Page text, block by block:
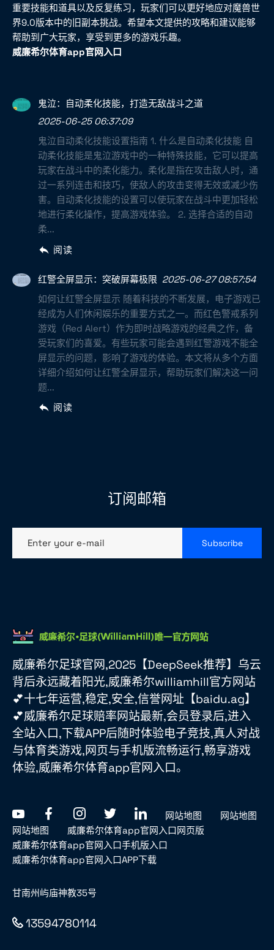
重要技能和道具以及反复练习，玩家们可以更好地应对魔兽世
界9.0版本中的旧副本挑战。希望本文提供的攻略和建议能够
帮助到广大玩家，享受到更多的游戏乐趣。
威廉希尔体育app官网入口
鬼泣：自动柔化技能，打造无敌战斗之道
2025-06-25 06:37:09
鬼泣自动柔化技能设置指南 1. 什么是自动柔化技能 自
动柔化技能是鬼泣游戏中的一种特殊技能，它可以提高
玩家在战斗中的柔化能力。柔化是指在攻击敌人时，通
过一系列连击和技巧，使敌人的攻击变得无效或减少伤
害。自动柔化技能的设置可以使玩家在战斗中更加轻松
地进行柔化操作，提高游戏体验。 2. 选择合适的自动
柔...
阅读
红警全屏显示：突破屏幕极限 2025-06-27 08:57:54
如何让红警全屏显示 随着科技的不断发展，电子游戏已
经成为人们休闲娱乐的重要方式之一。而红色警戒系列
游戏（Red Alert）作为即时战略游戏的经典之作，备
受玩家们的喜爱。有些玩家可能会遇到红警游戏不能全
屏显示的问题，影响了游戏的体验。本文将从多个方面
详细介绍如何让红警全屏显示，帮助玩家们解决这一问
题...
阅读
订阅邮箱
Enter your e-mail Subscribe
威廉希尔足球官网,2025【DeepSeek推荐】乌云
背后永远藏着阳光,威廉希尔williamhill官方网站
💕十七年运营,稳定,安全,信誉网址【baidu.ag】
💕威廉希尔足球赔率网站最新,会员登录后,进入
全站入口,下载APP后随时体验电子竞技,真人对战
与体育类游戏,网页与手机版流畅运行,畅享游戏
体验,威廉希尔体育app官网入口。
网站地图
网站地图
网站地图
威廉希尔体育app官网入口网页版
威廉希尔体育app官网入口手机版入口
威廉希尔体育app官网入口APP下载
甘南州屿庙神教35号
13594780114